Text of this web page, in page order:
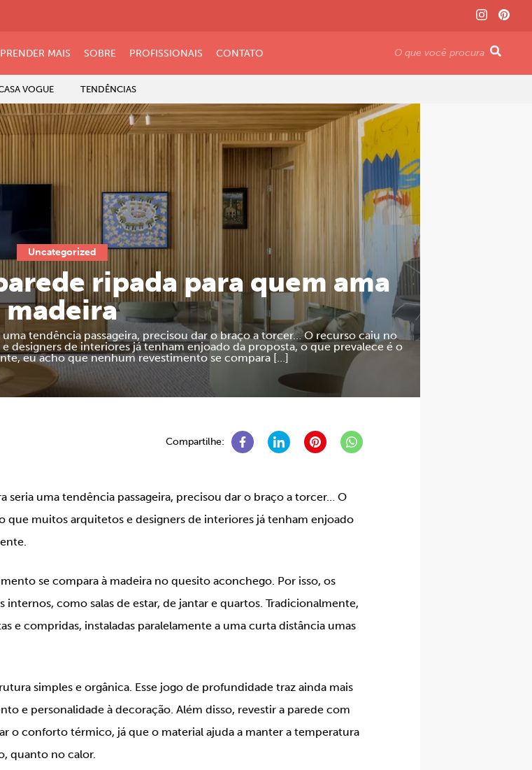
MAIS SOBRE PROFISSIONAIS CONTATO
VOGUE TENDÊNCIAS
Uncategorized
ripada para quem ama
madeira
tendência passageira, precisou dar o braço a torcer… O recurso caiu no
designers de interiores já tenham enjoado da proposta, o que prevalece é o
eu acho que nenhum revestimento se compara […]
Compartilhe:
seria uma tendência passageira, precisou dar o braço a torcer… O
que muitos arquitetos e designers de interiores já tenham enjoado
se compara à madeira no quesito aconchego. Por isso, os
como salas de estar, de jantar e quartos. Tradicionalmente,
e compridas, instaladas paralelamente a uma curta distância umas
simples e orgânica. Esse jogo de profundidade traz ainda mais
e personalidade à decoração. Além disso, revestir a parede com
o conforto térmico, já que o material ajuda a manter a temperatura
quanto no calor.